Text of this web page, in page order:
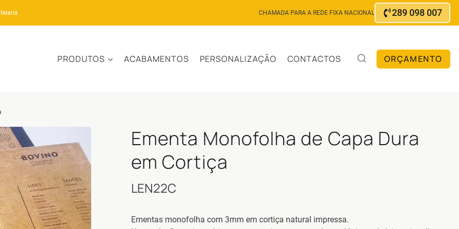
CHAMADA PARA A REDE FIXA NACIONAL 289 098 007
PRODUTOS ACABAMENTOS PERSONALIZAÇÃO CONTACTOS ORÇAMENTO
Ementa Monofolha de Capa Dura
em Cortiça
LEN22C
Ementas monofolha com 3mm em cortiça natural impressa.